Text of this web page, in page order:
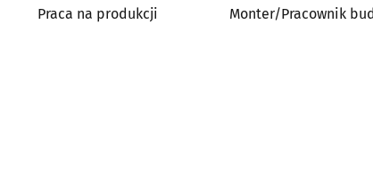
Praca na produkcji Monter/Pracownik